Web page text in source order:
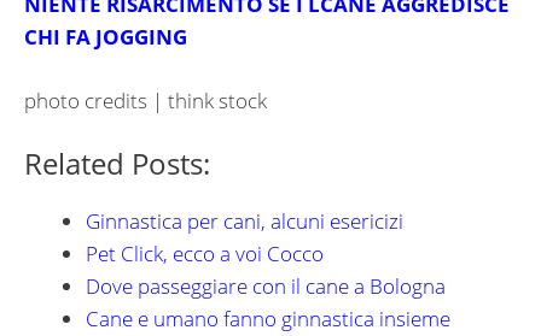
CHI FA JOGGING
photo credits | think stock
Related Posts:
Ginnastica per cani, alcuni esericizi
Pet Click, ecco a voi Cocco
Dove passeggiare con il cane a Bologna
Cane e umano fanno ginnastica insieme